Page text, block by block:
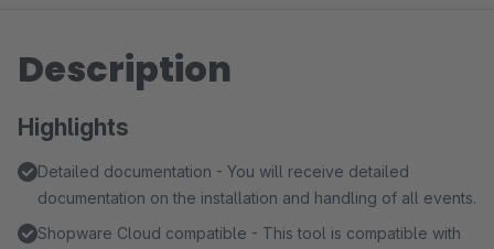
Description
Highlights
Detailed documentation - You will receive detailed
documentation on the installation and handling of all events.
Shopware Cloud compatible - This tool is compatible with